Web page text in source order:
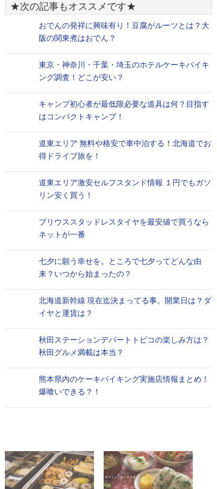
★次の記事もオススメです★
おでんの発祥に興味有り！豆腐がルーツとは？大
阪の関東煮はおでん？
東京・神奈川・千葉・埼玉のホテルケーキバイキ
ング調査！どこが安い？
キャンプ初心者が最低限必要な道具は何？目指す
はコンパクトキャンプ！
道東エリア 無料や格安で車中泊する！北海道でお
得ドライブ旅を！
道東エリア激安セルフスタンド情報 １円でもガソ
リン安く買う！
プリウススタッドレスタイヤを最安値で買うなら
ネットが一番
七夕に願う幸せを。ところで七夕ってどんな由
来？いつから始まったの？
北海道新幹線 現在迄決まってる事。開業日は？ダ
イヤと運賃は？
秋田ステーションデパートトピコの楽しみ方は？
秋田グルメ満載は本当？
熊本県内のケーキバイキング実施店情報まとめ！
爆喰いできる？！